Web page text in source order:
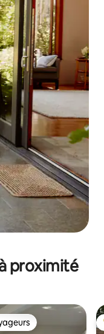
et en faisant glisser.
proximité
les plus appréciés